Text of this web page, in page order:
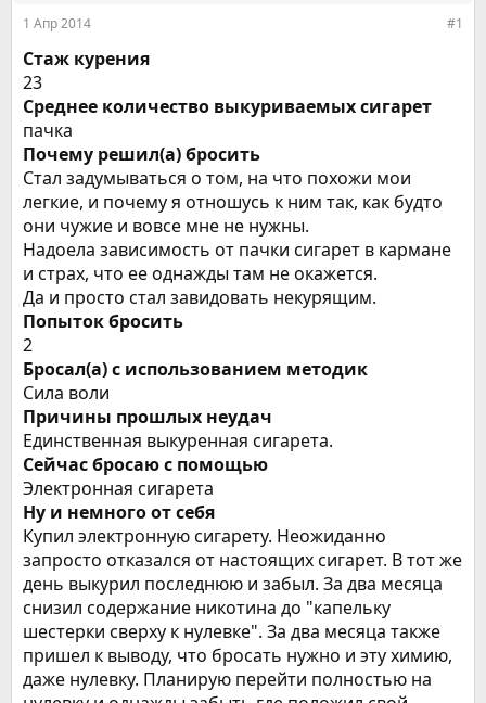
1 Апр 2014 #1
Стаж курения
23
Среднее количество выкуриваемых сигарет
пачка
Почему решил(а) бросить
Стал задумываться о том, на что похожи мои
легкие, и почему я отношусь к ним так, как будто
они чужие и вовсе мне не нужны.
Надоела зависимость от пачки сигарет в кармане
и страх, что ее однажды там не окажется.
Да и просто стал завидовать некурящим.
Попыток бросить
2
Бросал(а) с использованием методик
Сила воли
Причины прошлых неудач
Единственная выкуренная сигарета.
Сейчас бросаю с помощью
Электронная сигарета
Ну и немного от себя
Купил электронную сигарету. Неожиданно
запросто отказался от настоящих сигарет. В тот же
день выкурил последнюю и забыл. За два месяца
снизил содержание никотина до "капельку
шестерки сверху к нулевке". За два месяца также
пришел к выводу, что бросать нужно и эту химию,
даже нулевку. Планирую перейти полностью на